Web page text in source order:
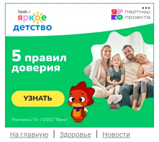
На главную | Здоровье |
Новости